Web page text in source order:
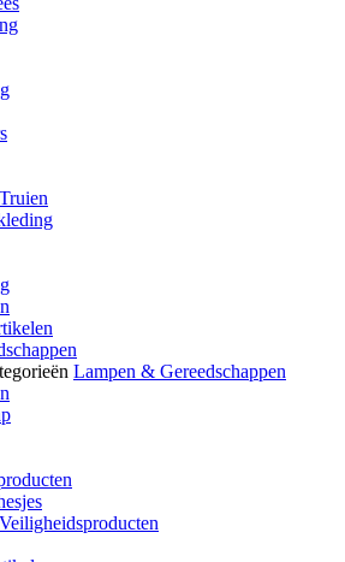
Lampen & Gereedschappen